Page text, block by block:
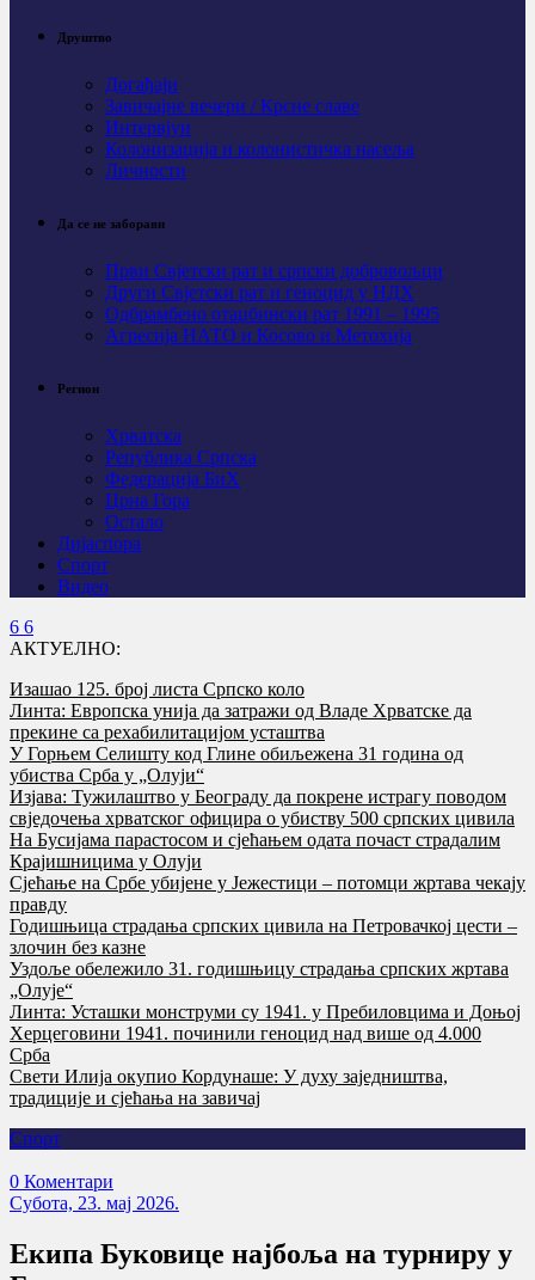
Друштво
Догађаји
Завичајне вечери / Крсне славе
Интервјуи
Колонизација и колонистичка насеља
Личности
Да се не заборави
Први Свјeтски рат и српски добровољци
Други Свјетски рат и геноцид у НДХ
Одбрамбено отаџбински рат 1991 – 1995
Агресија НАТО и Косово и Метохија
Регион
Хрватска
Република Српска
Федерација БиХ
Црна Гора
Остало
Дијаспора
Спорт
Видео
АКТУЕЛНО:
Изашао 125. број листа Српско коло
Линта: Европска унија да затражи од Владе Хрватске да
прекине са рехабилитацијом усташтва
У Горњем Селишту код Глине обиљежена 31 година од
убиства Срба у „Олуји“
Изјава: Тужилаштво у Београду да покрене истрагу поводом
свједочења хрватског официра о убиству 500 српских цивила
На Бусијама парастосом и сјећањем одата почаст страдалим
Крајишницима у Олуји
Сјећање на Србе убијене у Јежестици – потомци жртава чекају
правду
Годишњица страдања српских цивила на Петровачкој цести –
злочин без казне
Уздоље обележило 31. годишњицу страдања српских жртава
„Олује“
Линта: Усташки монструми су 1941. у Пребиловцима и Доњој
Херцеговини 1941. починили геноцид над више од 4.000
Срба
Свети Илија окупио Кордунаше: У духу заједништва,
традиције и сјећања на завичај
Спорт
0 Коментари
Субота, 23. мај 2026.
Екипа Буковице најбоља на турниру у